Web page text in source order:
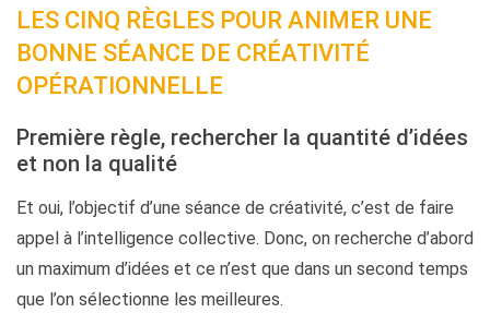
LES CINQ RÈGLES POUR ANIMER UNE
BONNE SÉANCE DE CRÉATIVITÉ
OPÉRATIONNELLE
Première règle, rechercher la quantité d’idées
et non la qualité
Et oui, l’objectif d’une séance de créativité, c’est de faire
appel à l’intelligence collective. Donc, on recherche d’abord
un maximum d’idées et ce n’est que dans un second temps
que l’on sélectionne les meilleures.